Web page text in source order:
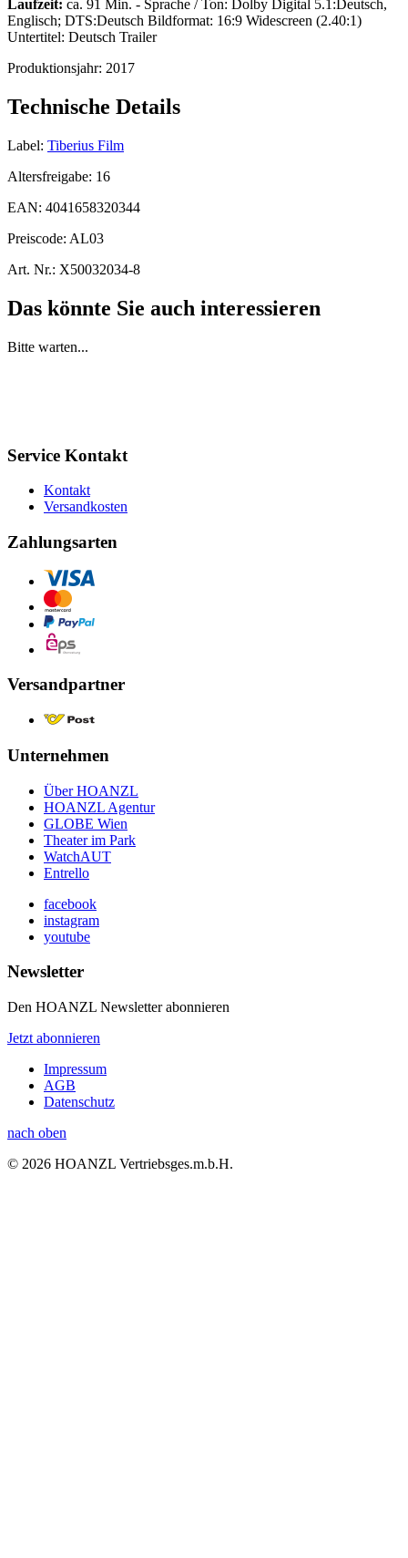
Laufzeit: ca. 91 Min. - Sprache / Ton: Dolby Digital 5.1:Deutsch,
Englisch; DTS:Deutsch Bildformat: 16:9 Widescreen (2.40:1)
Untertitel: Deutsch Trailer
Produktionsjahr: 2017
Technische Details
Label: Tiberius Film
Altersfreigabe: 16
EAN: 4041658320344
Preiscode: AL03
Art. Nr.: X50032034-8
Das könnte Sie auch interessieren
Bitte warten...
Service Kontakt
Kontakt
Versandkosten
Zahlungsarten
Versandpartner
Unternehmen
Über HOANZL
HOANZL Agentur
GLOBE Wien
Theater im Park
WatchAUT
Entrello
facebook
instagram
youtube
Newsletter
Den HOANZL Newsletter abonnieren
Jetzt abonnieren
Impressum
AGB
Datenschutz
nach oben
© 2026 HOANZL Vertriebsges.m.b.H.